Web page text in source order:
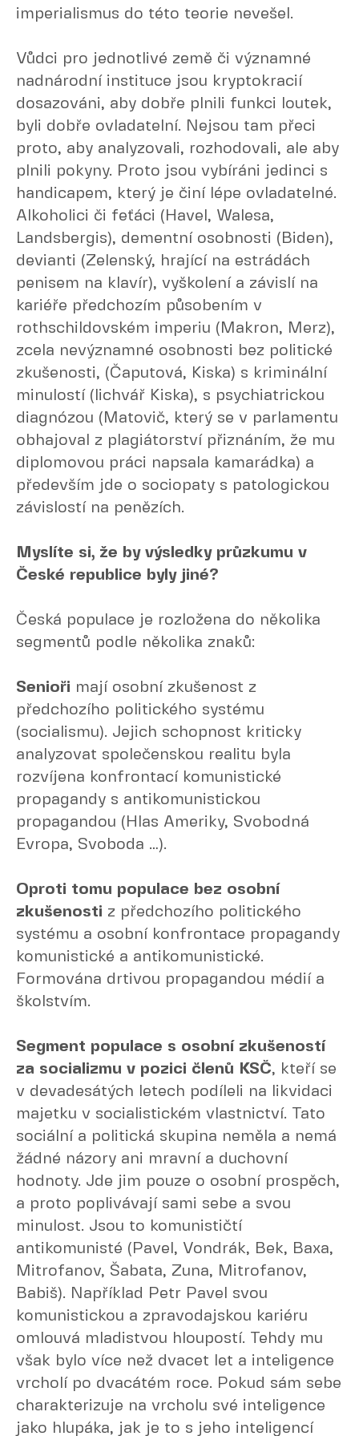
imperialismus do této teorie nevešel.
Vůdci pro jednotlivé země či významné
nadnárodní instituce jsou kryptokracií
dosazováni, aby dobře plnili funkci loutek,
byli dobře ovladatelní. Nejsou tam přeci
proto, aby analyzovali, rozhodovali, ale aby
plnili pokyny. Proto jsou vybíráni jedinci s
handicapem, který je činí lépe ovladatelné.
Alkoholici či feťáci (Havel, Walesa,
Landsbergis), dementní osobnosti (Biden),
devianti (Zelenský, hrající na estrádách
penisem na klavír), vyškolení a závislí na
kariéře předchozím působením v
rothschildovském imperiu (Makron, Merz),
zcela nevýznamné osobnosti bez politické
zkušenosti, (Čaputová, Kiska) s kriminální
minulostí (lichvář Kiska), s psychiatrickou
diagnózou (Matovič, který se v parlamentu
obhajoval z plagiátorství přiznáním, že mu
diplomovou práci napsala kamarádka) a
především jde o sociopaty s patologickou
závislostí na penězích.
Myslíte si, že by výsledky průzkumu v
České republice byly jiné?
Česká populace je rozložena do několika
segmentů podle několika znaků:
Senioři mají osobní zkušenost z
předchozího politického systému
(socialismu). Jejich schopnost kriticky
analyzovat společenskou realitu byla
rozvíjena konfrontací komunistické
propagandy s antikomunistickou
propagandou (Hlas Ameriky, Svobodná
Evropa, Svoboda …).
Oproti tomu populace bez osobní
zkušenosti z předchozího politického
systému a osobní konfrontace propagandy
komunistické a antikomunistické.
Formována drtivou propagandou médií a
školstvím.
Segment populace s osobní zkušeností
za socializmu v pozici členů KSČ, kteří se
v devadesátých letech podíleli na likvidaci
majetku v socialistickém vlastnictví. Tato
sociální a politická skupina neměla a nemá
žádné názory ani mravní a duchovní
hodnoty. Jde jim pouze o osobní prospěch,
a proto poplivávají sami sebe a svou
minulost. Jsou to komunističtí
antikomunisté (Pavel, Vondrák, Bek, Baxa,
Mitrofanov, Šabata, Zuna, Mitrofanov,
Babiš). Například Petr Pavel svou
komunistickou a zpravodajskou kariéru
omlouvá mladistvou hloupostí. Tehdy mu
však bylo více než dvacet let a inteligence
vrcholí po dvacátém roce. Pokud sám sebe
charakterizuje na vrcholu své inteligence
jako hlupáka, jak je to s jeho inteligencí